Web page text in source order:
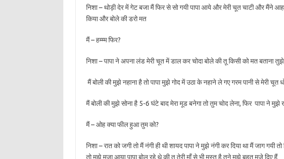
निशा – थोड़ी देर में गेट बजा मैं फिर से सो गयी पापा आये और मेरी चूत चाटी और मैंने
किया और बोले की डरो मत
मैं – हम्म्म फिर?
निशा – पापा ने अपना लंड मेरी चूत में डाल कर चोदा बोले की तू किसी को मत बताना
मैं बोली की मुझे नहाना है तो पापा मुझे गोद में उठा के नहाने ले गए गरम पानी से मेरी चूत
मैं बोली की मुझे सोना है 5-6 घंटे बाद मेरा मूड बनेगा तो तुम चोद लेना, फिर पापा ने मुझे
मैं – ओह क्या फील हुआ तुम को?
निशा – रात को जगी तो मैं नंगी ही थी शायद पापा ने मुझे नंगी कर दिया था मैं जाग
तो मुझे मज़ा आया पापा बोल रहे थे की तू तेरी माँ से भी मस्त है तूने मुझे बहुत मज़े दिए हैं